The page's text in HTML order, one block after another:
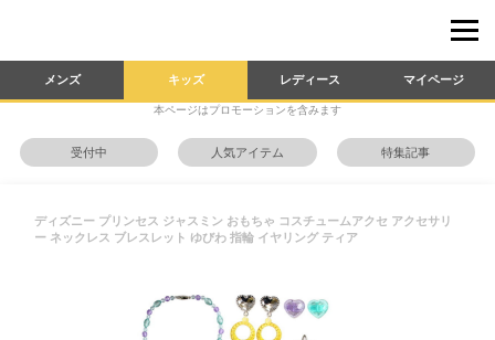
メンズ キッズ レディース マイページ
本ページはプロモーションを含みます
受付中 人気アイテム 特集記事
ディズニー プリンセス ジャスミン おもちゃ コスチュームアクセ アクセサリ
ー ネックレス ブレスレット ゆびわ 指輪 イヤリング ティア